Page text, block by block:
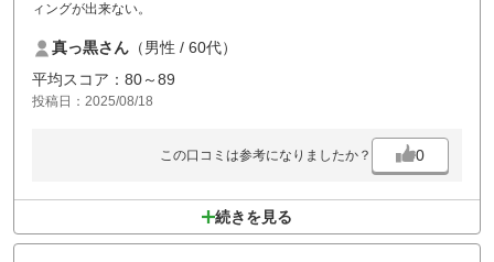
ィングが出来ない。
真っ黒さん （男性 / 60代）
平均スコア：80～89
投稿日：2025/08/18
この口コミは参考になりましたか？ 0
続きを見る